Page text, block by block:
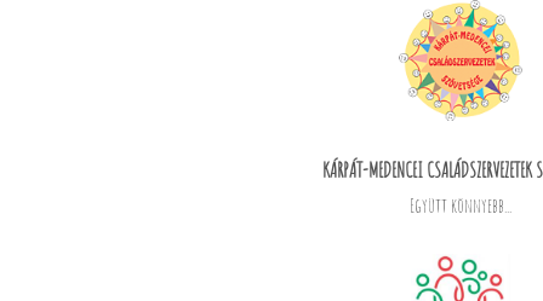
KÁRPÁT-MEDENCEI CSALÁDSZERVEZETEK
Együtt könnyebb...